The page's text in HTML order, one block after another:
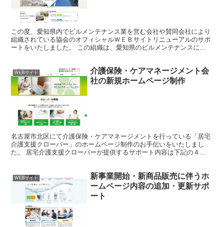
この度、愛知県内でビルメンテナンス業を営む会社や賛同会社により
組織されている協会のオフィシャルＷＥＢサイトリニューアルのサポ
ートをいたしました。 この組織は、愛知県のビルメンテナンスに従
WEBサイト
介護保険・ケアマネージメント会
社の新規ホームページ制作
名古屋市北区にて介護保険・ケアマネージメントを行っている「居宅
介護支援クローバー」のホームページ制作のお手伝いをいたしまし
た。 居宅介護支援クローバーが提供するサポート内容は下記の４つ
WEBサイト
新事業開始・新商品販売に伴うホ
ームページ内容の追加・更新サポ
ート